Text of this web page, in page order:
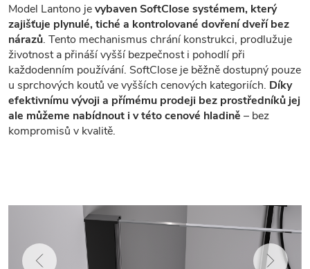
Model Lantono jevybaven SoftClose systémem, který
zajišťuje plynulé, tiché a kontrolované dovření dveří bez
nárazů. Tento mechanismus chrání konstrukci, prodlužuje
životnost a přináší vyšší bezpečnost i pohodlí při
každodenním používání. SoftClose je běžně dostupný pouze
u sprchových koutů ve vyšších cenových kategoriích. Díky
efektivnímu vývoji a přímému prodeji bez prostředníků jej
ale můžeme nabídnout i v této cenové hladině – bez
kompromisů v kvalitě.